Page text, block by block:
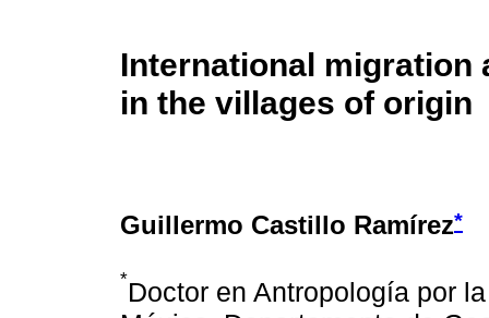
International migration
in the villages of origin
Guillermo Castillo Ramírez*
*Doctor en Antropología por